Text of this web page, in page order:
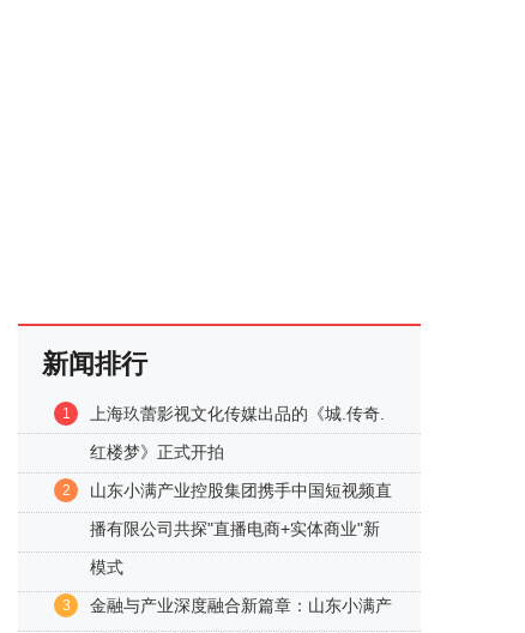
新闻排行
1
上海玖蕾影视文化传媒出品的《城.传奇.
红楼梦》正式开拍
2
山东小满产业控股集团携手中国短视频直
播有限公司共探"直播电商+实体商业"新
模式
3
金融与产业深度融合新篇章：山东小满产